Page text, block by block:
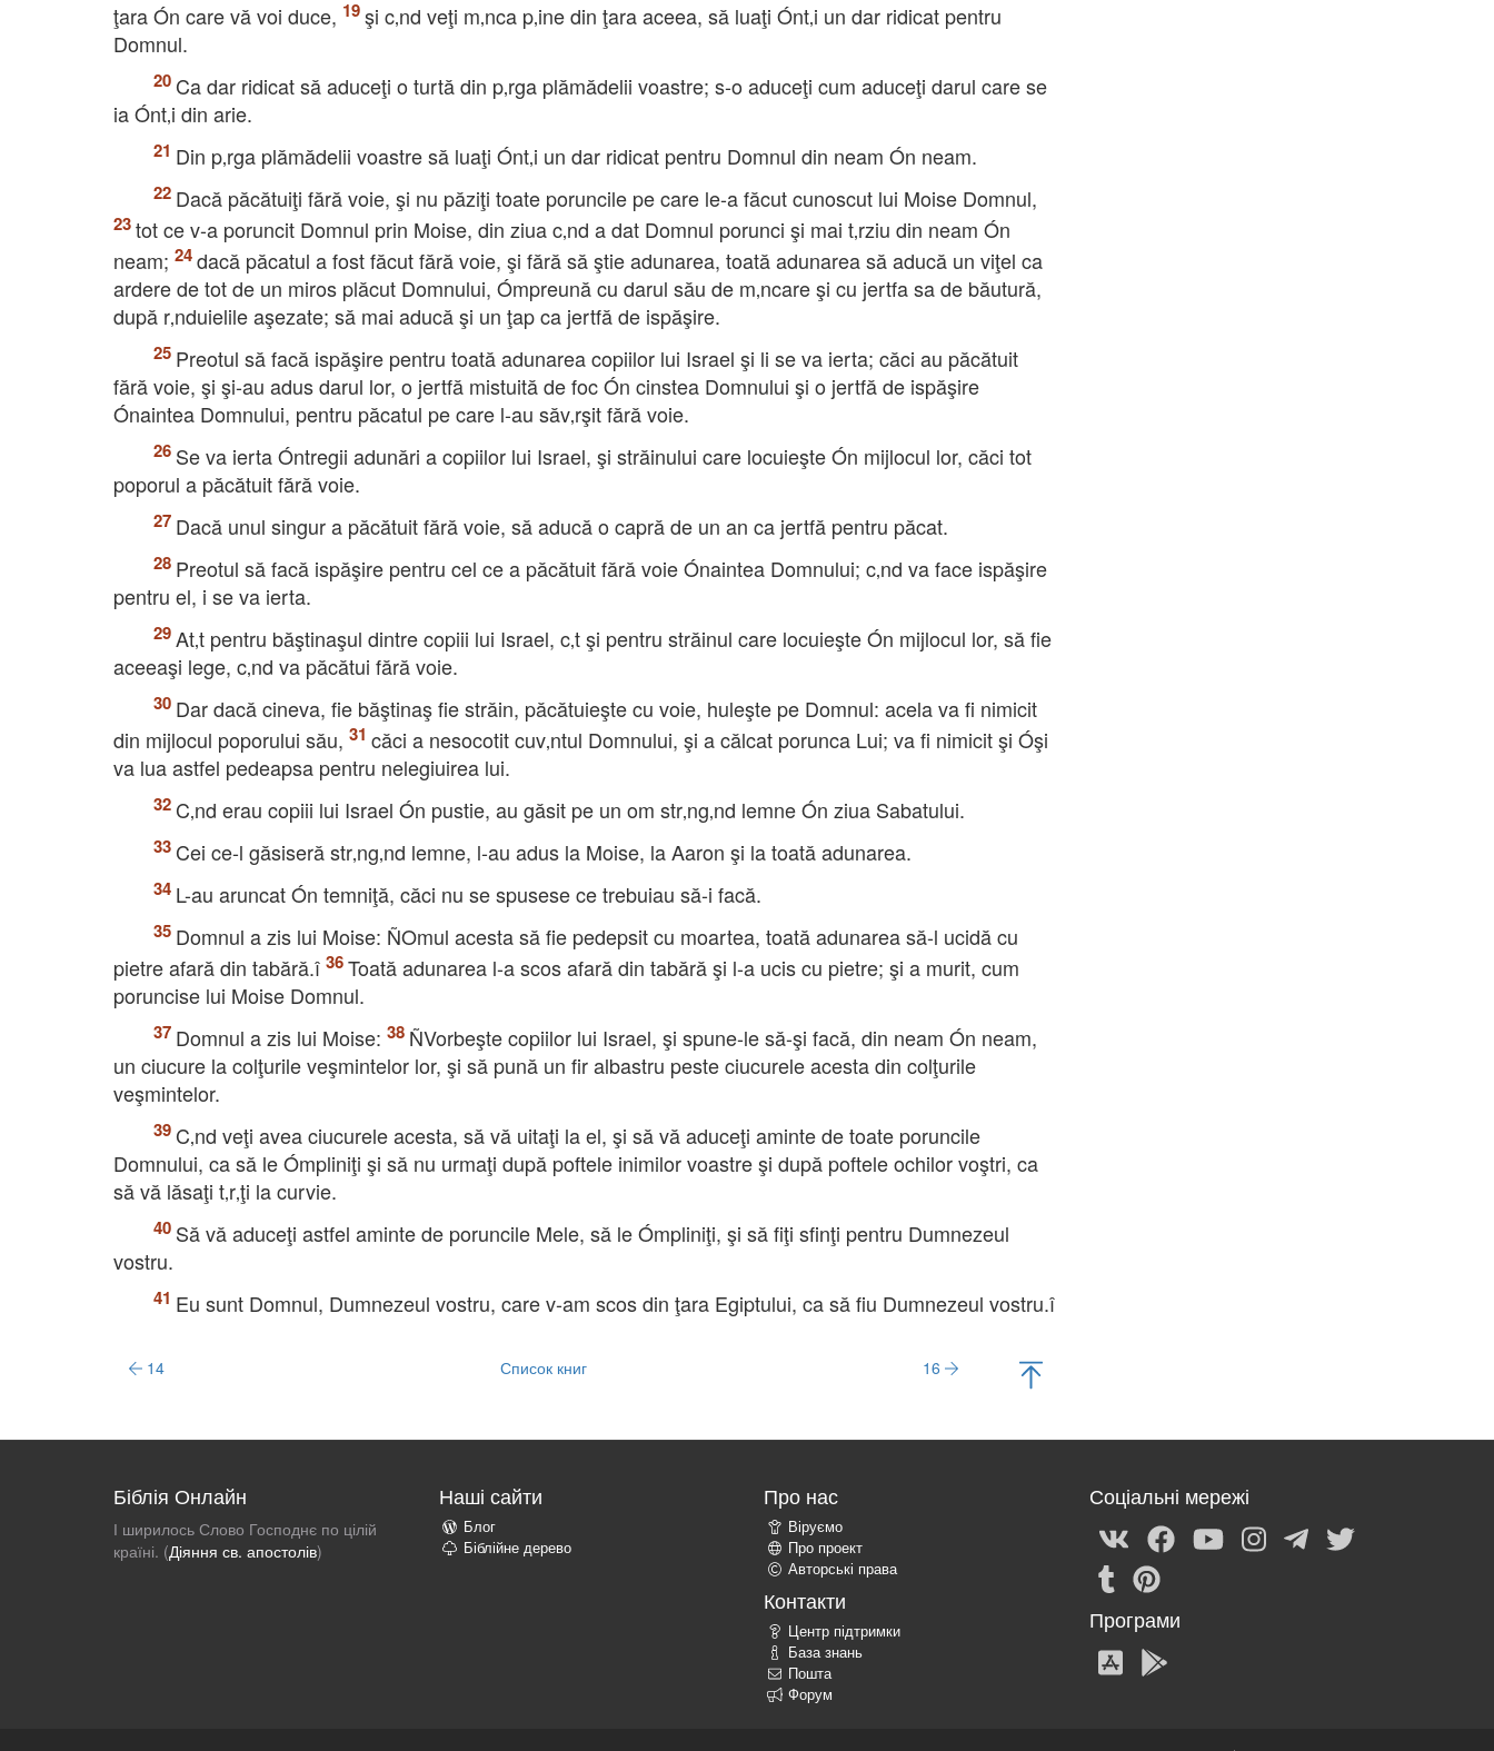
ţara Ón care vă voi duce,
şi c‚nd veţi m‚nca p‚ine din ţara aceea, să luaţi Ónt‚i un dar ridicat pentru
Domnul.
Ca dar ridicat să aduceţi o turtă din p‚rga plămădelii voastre; s-o aduceţi cum aduceţi darul care se
ia Ónt‚i din arie.
Din p‚rga plămădelii voastre să luaţi Ónt‚i un dar ridicat pentru Domnul din neam Ón neam.
Dacă păcătuiţi fără voie, şi nu păziţi toate poruncile pe care le-a făcut cunoscut lui Moise Domnul,
tot ce v-a poruncit Domnul prin Moise, din ziua c‚nd a dat Domnul porunci şi mai t‚rziu din neam Ón
neam;
dacă păcatul a fost făcut fără voie, şi fără să ştie adunarea, toată adunarea să aducă un viţel ca
ardere de tot de un miros plăcut Domnului, Ómpreună cu darul său de m‚ncare şi cu jertfa sa de băutură,
după r‚nduielile aşezate; să mai aducă şi un ţap ca jertfă de ispăşire.
Preotul să facă ispăşire pentru toată adunarea copiilor lui Israel şi li se va ierta; căci au păcătuit
fără voie, şi şi-au adus darul lor, o jertfă mistuită de foc Ón cinstea Domnului şi o jertfă de ispăşire
Ónaintea Domnului, pentru păcatul pe care l-au săv‚rşit fără voie.
Se va ierta Óntregii adunări a copiilor lui Israel, şi străinului care locuieşte Ón mijlocul lor, căci tot
poporul a păcătuit fără voie.
Dacă unul singur a păcătuit fără voie, să aducă o capră de un an ca jertfă pentru păcat.
Preotul să facă ispăşire pentru cel ce a păcătuit fără voie Ónaintea Domnului; c‚nd va face ispăşire
pentru el, i se va ierta.
At‚t pentru băştinaşul dintre copiii lui Israel, c‚t şi pentru străinul care locuieşte Ón mijlocul lor, să fie
aceeaşi lege, c‚nd va păcătui fără voie.
Dar dacă cineva, fie băştinaş fie străin, păcătuieşte cu voie, huleşte pe Domnul: acela va fi nimicit
din mijlocul poporului său,
căci a nesocotit cuv‚ntul Domnului, şi a călcat porunca Lui; va fi nimicit şi Óşi
va lua astfel pedeapsa pentru nelegiuirea lui.
C‚nd erau copiii lui Israel Ón pustie, au găsit pe un om str‚ng‚nd lemne Ón ziua Sabatului.
Cei ce-l găsiseră str‚ng‚nd lemne, l-au adus la Moise, la Aaron şi la toată adunarea.
L-au aruncat Ón temniţă, căci nu se spusese ce trebuiau să-i facă.
Domnul a zis lui Moise: ÑOmul acesta să fie pedepsit cu moartea, toată adunarea să-l ucidă cu
pietre afară din tabără.î
Toată adunarea l-a scos afară din tabără şi l-a ucis cu pietre; şi a murit, cum
poruncise lui Moise Domnul.
Domnul a zis lui Moise:
ÑVorbeşte copiilor lui Israel, şi spune-le să-şi facă, din neam Ón neam,
un ciucure la colţurile veşmintelor lor, şi să pună un fir albastru peste ciucurele acesta din colţurile
veşmintelor.
C‚nd veţi avea ciucurele acesta, să vă uitaţi la el, şi să vă aduceţi aminte de toate poruncile
Domnului, ca să le Ómpliniţi şi să nu urmaţi după poftele inimilor voastre şi după poftele ochilor voştri, ca
să vă lăsaţi t‚r‚ţi la curvie.
Să vă aduceţi astfel aminte de poruncile Mele, să le Ómpliniţi, şi să fiţi sfinţi pentru Dumnezeul
vostru.
Eu sunt Domnul, Dumnezeul vostru, care v-am scos din ţara Egiptului, ca să fiu Dumnezeul vostru.î
14 Список книг 16
Біблія Онлайн
І ширилось Слово Господнє по цілій
країні. (Діяння св. апостолів)
Наші сайти
Блог
Біблійне дерево
Про нас
Віруємо
Про проект
Авторські права
Контакти
Центр підтримки
База знань
Пошта
Форум
Соціальні мережі
Програми